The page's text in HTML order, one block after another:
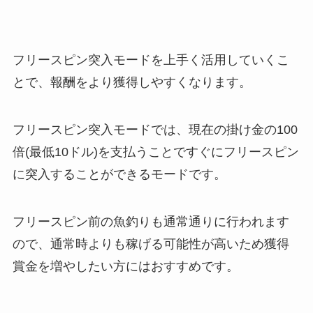
フリースピン突入モードを上手く活用していくこ
とで、報酬をより獲得しやすくなります。
フリースピン突入モードでは、現在の掛け金の100
倍(最低10ドル)を支払うことですぐにフリースピン
に突入することができるモードです。
フリースピン前の魚釣りも通常通りに行われます
ので、通常時よりも稼げる可能性が高いため獲得
賞金を増やしたい方にはおすすめです。